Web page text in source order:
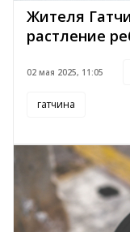
Жителя
растление
02 мая 2025, 11:05
гатчина